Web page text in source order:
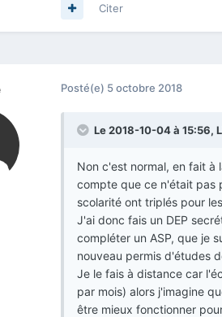
Citer
Posté(e) 5 octobre 2018
Le 2018-10-04 à 15:56,
Non c'est normal, en fait à
compte que ce n'était pas
scolarité ont triplés pour
J'ai donc fais un DEP
compléter un ASP, que je
nouveau permis d'études
Je le fais à distance car
par mois) alors j'imagine
être mieux fonctionner